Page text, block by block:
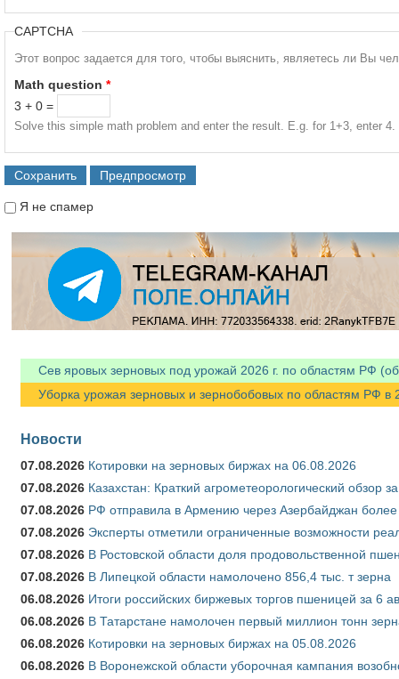
CAPTCHA
Этот вопрос задается для того, чтобы выяснить, являетесь ли Вы
Math question *
3 + 0 =
Solve this simple math problem and enter the result. E.g. for 1+3, enter 4.
Я не спамер
Сев яровых зерновых под урожай 2026 г. по областям РФ
Уборка урожая зерновых и зернобобовых по областям РФ в
Новости
07.08.2026 Котировки на зерновых биржах на 06.08.2026
07.08.2026 Казахстан: Краткий агрометеорологический обзор
07.08.2026 РФ отправила в Армению через Азербайджан более
07.08.2026 Эксперты отметили ограниченные возможности
07.08.2026 В Ростовской области доля продовольственной
07.08.2026 В Липецкой области намолочено 856,4 тыс. т зерна
06.08.2026 Итоги российских биржевых торгов пшеницей за 6
06.08.2026 В Татарстане намолочен первый миллион тонн
06.08.2026 Котировки на зерновых биржах на 05.08.2026
06.08.2026 В Воронежской области уборочная кампания